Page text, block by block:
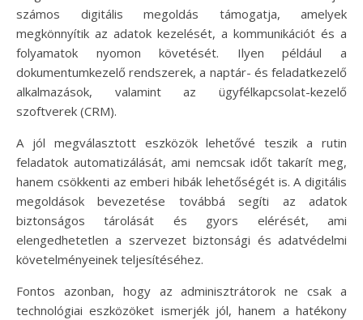
számos digitális megoldás támogatja, amelyek
megkönnyítik az adatok kezelését, a kommunikációt és a
folyamatok nyomon követését. Ilyen például a
dokumentumkezelő rendszerek, a naptár- és feladatkezelő
alkalmazások, valamint az ügyfélkapcsolat-kezelő
szoftverek (CRM).
A jól megválasztott eszközök lehetővé teszik a rutin
feladatok automatizálását, ami nemcsak időt takarít meg,
hanem csökkenti az emberi hibák lehetőségét is. A digitális
megoldások bevezetése továbbá segíti az adatok
biztonságos tárolását és gyors elérését, ami
elengedhetetlen a szervezet biztonsági és adatvédelmi
követelményeinek teljesítéséhez.
Fontos azonban, hogy az adminisztrátorok ne csak a
technológiai eszközöket ismerjék jól, hanem a hatékony